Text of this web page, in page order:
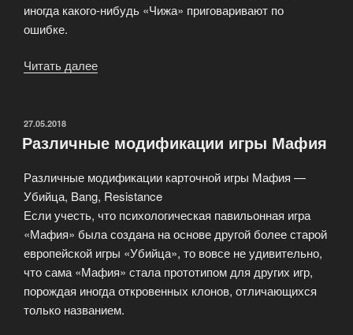
иногда какого-нибудь «Чижа» приговаривают по
ошибке.
Читать далее
ОПУБЛИКОВАНО
27.05.2018
Различные модификации игры Мафия
Различные модификации карточной игры Мафия —
Убийца, Bang, Resistance
Если учесть, что психологическая павильонная игра
«Мафия» была создана на основе другой более старой
европейской игры «Убийца», то вовсе не удивительно,
что сама «Мафия» стала прототипом для других игр,
порождая иногда откровенных клонов, отличающихся
только названием.